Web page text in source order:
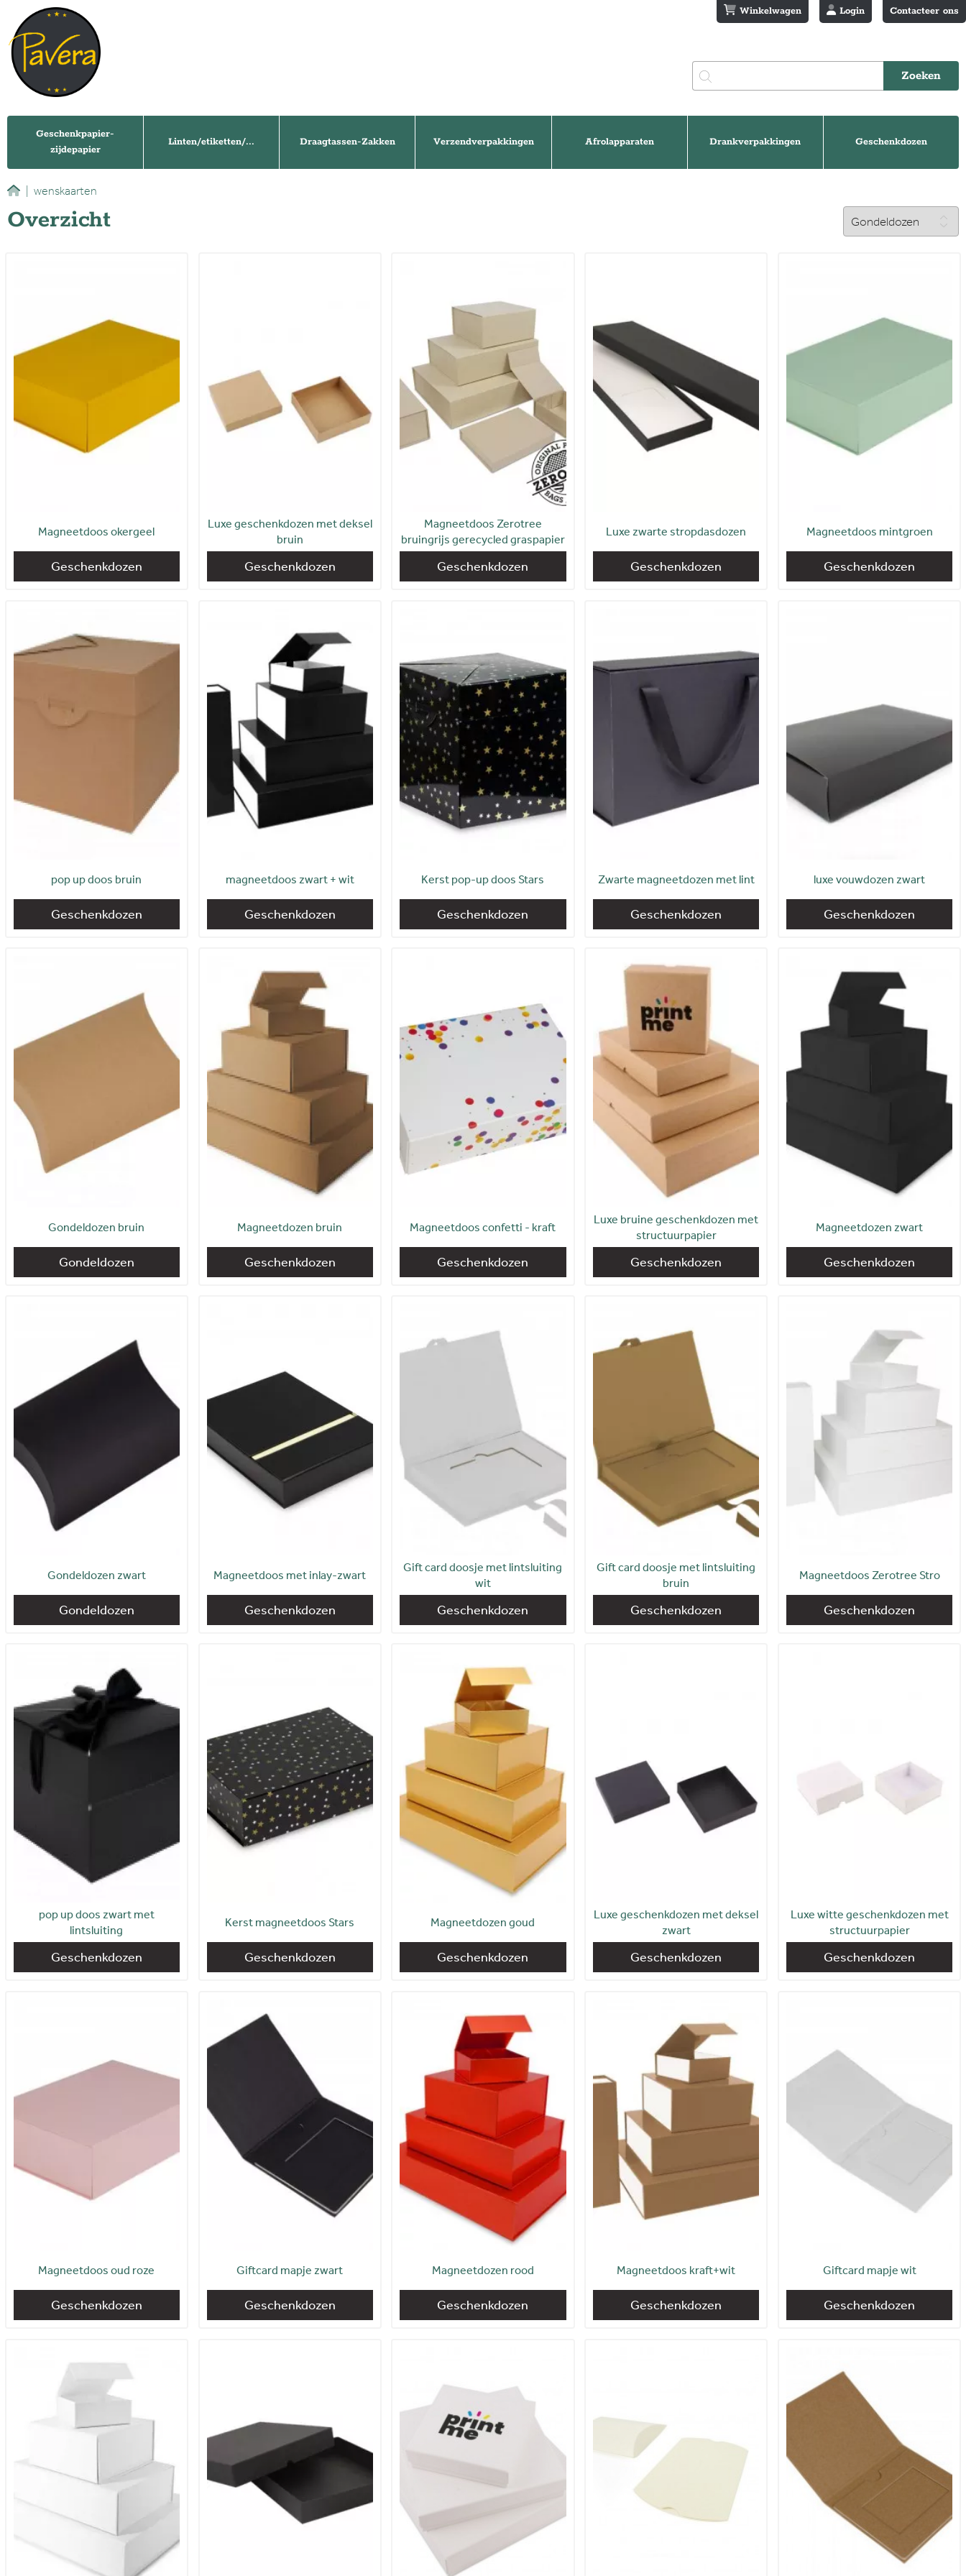
Winkelwagen Login Contacteer ons
Geschenkpapier-
zijdepapier
Linten/etiketten/... Draagtassen-Zakken Verzendverpakkingen Afrolapparaten Drankverpakkingen Geschenkdozen
wenskaarten
Overzicht
Magneetdoos okergeel
Geschenkdozen
Luxe geschenkdozen met deksel
bruin
Geschenkdozen
Magneetdoos Zerotree
bruingrijs gerecycled graspapier
Geschenkdozen
Luxe zwarte stropdasdozen
Geschenkdozen
Magneetdoos mintgroen
Geschenkdozen
pop up doos bruin
Geschenkdozen
magneetdoos zwart + wit
Geschenkdozen
Kerst pop-up doos Stars
Geschenkdozen
Zwarte magneetdozen met lint
Geschenkdozen
luxe vouwdozen zwart
Geschenkdozen
Gondeldozen bruin
Gondeldozen
Magneetdozen bruin
Geschenkdozen
Magneetdoos confetti - kraft
Geschenkdozen
Luxe bruine geschenkdozen met
structuurpapier
Geschenkdozen
Magneetdozen zwart
Geschenkdozen
Gondeldozen zwart
Gondeldozen
Magneetdoos met inlay-zwart
Geschenkdozen
Gift card doosje met lintsluiting
wit
Geschenkdozen
Gift card doosje met lintsluiting
bruin
Geschenkdozen
Magneetdoos Zerotree Stro
Geschenkdozen
pop up doos zwart met
lintsluiting
Geschenkdozen
Kerst magneetdoos Stars
Geschenkdozen
Magneetdozen goud
Geschenkdozen
Luxe geschenkdozen met deksel
zwart
Geschenkdozen
Luxe witte geschenkdozen met
structuurpapier
Geschenkdozen
Magneetdoos oud roze
Geschenkdozen
Giftcard mapje zwart
Geschenkdozen
Magneetdozen rood
Geschenkdozen
Magneetdoos kraft+wit
Geschenkdozen
Giftcard mapje wit
Geschenkdozen